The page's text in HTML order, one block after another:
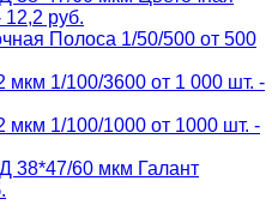
12,2 руб.
Полоса 1/50/500 от 500
мкм 1/100/3600 от 1 000 шт. -
мкм 1/100/1000 от 1000 шт. -
38*47/60 мкм Галант